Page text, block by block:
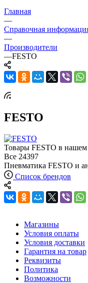
Главная
—
Справочная
—
Производители
—FESTO
FESTO
Товары FESTO в нашем
Все 24397
Пневматика FESTO и
Список брендов
Магазины
Условия оплаты
Условия доставки
Гарантия на товар
Реквизиты
Политика
Возможности